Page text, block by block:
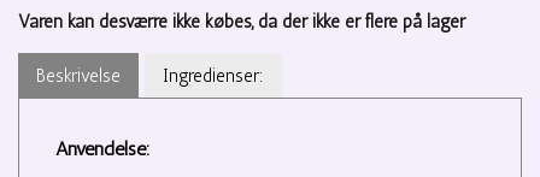
mod brud. Lette fugtighedsgivere som sukker kompleks
og økologisk certificeret aloe vera gør, at grove, tørre
mere fløjlsbløde og perfekt fugtede for sunde, smukke
Varen kan desværre ikke købes, da der ikke er flere på lager
Beskrivelse Ingredienser:
Anvendelse: